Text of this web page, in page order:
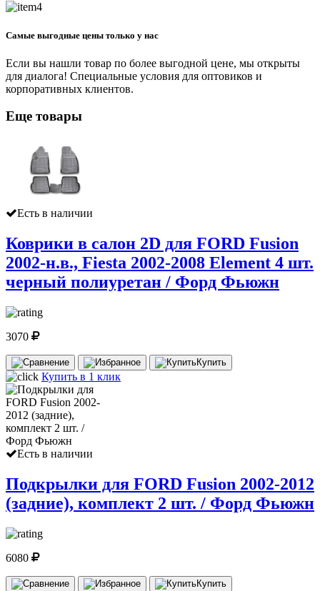
Самые выгодные цены только у нас
Если вы нашли товар по более выгодной цене, мы открыты
для диалога! Специальные условия для оптовиков и
корпоративных клиентов.
Еще товары
Есть в наличии
Коврики в салон 2D для FORD Fusion
2002-н.в., Fiesta 2002-2008 Element 4 шт.
черный полиуретан / Форд Фьюжн
3070
Купить
Купить в 1 клик
Есть в наличии
Подкрылки для FORD Fusion 2002-2012
(задние), комплект 2 шт. / Форд Фьюжн
6080
Купить